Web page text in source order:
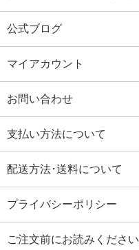
公式ブログ
マイアカウント
お問い合わせ
支払い方法について
配送方法･送料について
プライバシーポリシー
ご注文前にお読みください